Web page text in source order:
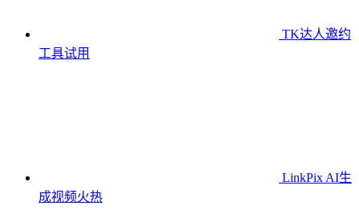
TK达人邀约
工具试用
LinkPix AI生
成视频火热